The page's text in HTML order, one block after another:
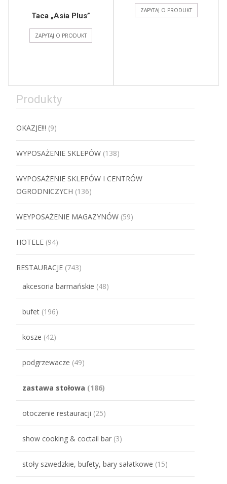
Taca „Asia Plus”
ZAPYTAJ O PRODUKT
ZAPYTAJ O PRODUKT
Produkty
OKAZJE!!! (9)
WYPOSAŻENIE SKLEPÓW (138)
WYPOSAŻENIE SKLEPÓW I CENTRÓW
OGRODNICZYCH (136)
WEYPOSAŻENIE MAGAZYNÓW (59)
HOTELE (94)
RESTAURACJE (743)
akcesoria barmańskie (48)
bufet (196)
kosze (42)
podgrzewacze (49)
zastawa stołowa (186)
otoczenie restauracji (25)
show cooking & coctail bar (3)
stoły szwedzkie, bufety, bary sałatkowe (15)